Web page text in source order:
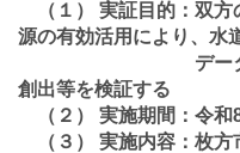
（１） 実証目的：双方
源の有効活用により、水
データ活用に
創出等を検証する
（２） 実施期間：令和
（３） 実施内容：枚方